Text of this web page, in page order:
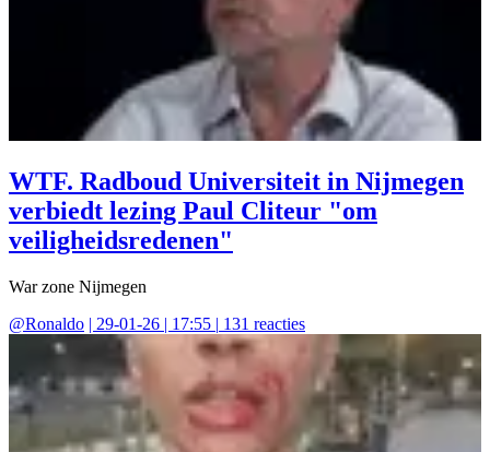
WTF. Radboud Universiteit in Nijmegen
verbiedt lezing Paul Cliteur "om
veiligheidsredenen"
War zone Nijmegen
@Ronaldo | 29-01-26 | 17:55 | 131 reacties